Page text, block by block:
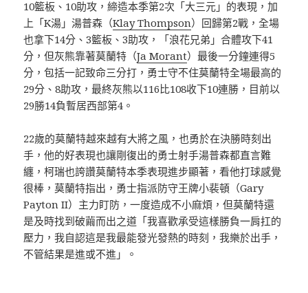
10籃板、10助攻，締造本季第2次「大三元」的表現，加
上「K湯」湯普森（Klay Thompson）回歸第2戰，全場
也拿下14分、3籃板、3助攻，「浪花兄弟」合體攻下41
分，但灰熊靠著莫蘭特（Ja Morant）最後一分鐘連得5
分，包括一記致命三分打，勇士守不住莫蘭特全場最高的
29分、8助攻，最終灰熊以116比108收下10連勝，目前以
29勝14負暫居西部第4。
22歲的莫蘭特越來越有大將之風，也勇於在決勝時刻出
手，他的好表現也讓剛復出的勇士射手湯普森都直言難
纏，柯瑞也誇讚莫蘭特本季表現進步顯著，看他打球感覺
很棒，莫蘭特指出，勇士指派防守王牌小裴頓（Gary
Payton II）主力盯防，一度造成不小麻煩，但莫蘭特還
是及時找到破繭而出之道「我喜歡承受這樣勝負一肩扛的
壓力，我自認這是我最能發光發熱的時刻，我樂於出手，
不管結果是進或不進」。